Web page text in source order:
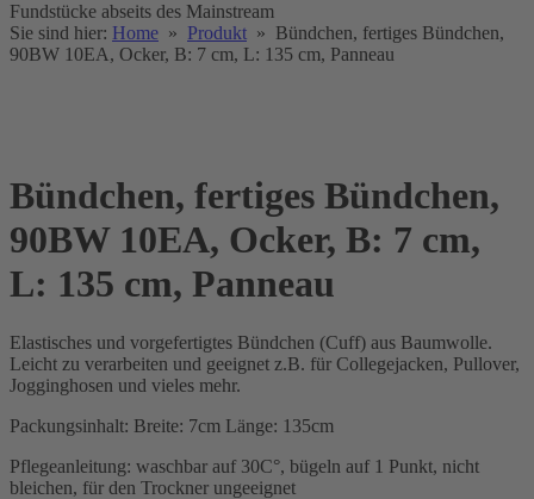
Fundstücke abseits des Mainstream
Sie sind hier: Home » Produkt » Bündchen, fertiges Bündchen,
90BW 10EA, Ocker, B: 7 cm, L: 135 cm, Panneau
Bündchen, fertiges Bündchen,
90BW 10EA, Ocker, B: 7 cm,
L: 135 cm, Panneau
Elastisches und vorgefertigtes Bündchen (Cuff) aus Baumwolle.
Leicht zu verarbeiten und geeignet z.B. für Collegejacken, Pullover,
Jogginghosen und vieles mehr.
Packungsinhalt: Breite: 7cm Länge: 135cm
Pflegeanleitung: waschbar auf 30C°, bügeln auf 1 Punkt, nicht
bleichen, für den Trockner ungeeignet